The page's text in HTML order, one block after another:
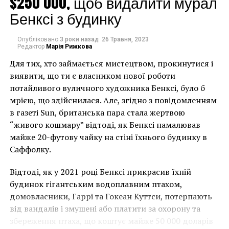
Среди наиболее ценных произведений искусства в
доме была работа Цоффани: The Mathew Family at
Felix Hall, Kelvedon, Essex (написана в середине 1760-
х годов), которая висела в гостиной. Портрет был
заказан у талантливого художника немецкого
происхождения, который писал свои картины в
Англии и был под патронажем королевской семьи.
Из 2000 предметов в инвентаре особняка только 400
были вынесены из дома вовремя. Большая часть
остальных произведений, увы, теперь потеряна,
хотя некоторые из них были спасены в
поврежденном состоянии.
В основном для строительства потребуется чуть
более £50 млн, и этим в настоящее время
занимается Zurich Municipal. На эти средства
Бенксі з будинку
Опубліковано 3 роки назад 26 Травня, 2023
Редактор Марія Рижкова
Для тих, хто займається мистецтвом, прокинутися і
виявити, що ти є власником нової роботи
потайливого вуличного художника Бенксі, було б
мрією, що здійснилася. Але, згідно з повідомленням
в газеті Sun, британська пара стала жертвою
“живого кошмару” відтоді, як Бенксі намалював
майже 20-футову чайку на стіні їхнього будинку в
Саффолку.
Відтоді, як у 2021 році Бенксі прикрасив їхній
будинок гігантським водоплавним птахом,
домовласники, Гаррі та Гокеан Куттси, потерпають
від вандалів і змушені або платити за охорону та
збереження птаха, що коштує майже 50 000 доларів